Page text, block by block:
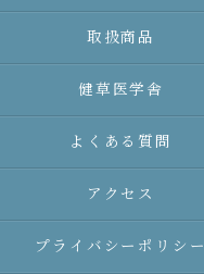
取扱商品
健草医学舎
よくある質問
アクセス
プライバシーポリシー